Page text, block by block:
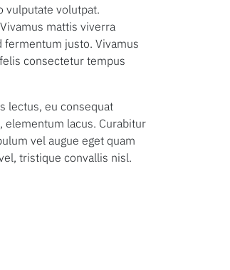
vulputate volutpat.
mattis viverra
justo. Vivamus
consectetur tempus
lectus, eu consequat
elementum lacus. Curabitur
vel augue eget quam
tristique convallis nisl.